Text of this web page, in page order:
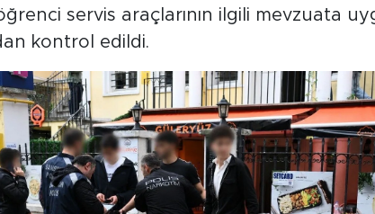
servis araçlarının ilgili mevzuata
kontrol edildi.